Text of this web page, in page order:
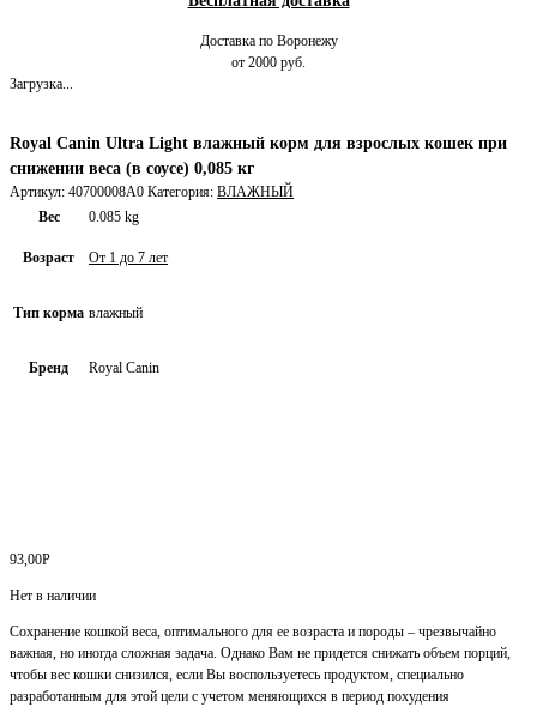
Доставка по Воронежу
от 2000 руб.
Загрузка...
Royal Canin Ultra Light влажный корм для взрослых кошек при
снижении веса (в соусе) 0,085 кг
Артикул: 40700008A0 Категория: ВЛАЖНЫЙ
Вес
0.085 kg
Возраст От 1 до 7 лет
Тип корма влажный
Бренд Royal Canin
93,00Р
Нет в наличии
Сохранение кошкой веса, оптимального для ее возраста и породы – чрезвычайно
важная, но иногда сложная задача. Однако Вам не придется снижать объем порций,
чтобы вес кошки снизился, если Вы воспользуетесь продуктом, специально
разработанным для этой цели с учетом меняющихся в период похудения